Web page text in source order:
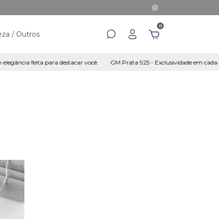
/ Outros
0
feita para destacar você GM Prata 925 - Exclusividade em cada